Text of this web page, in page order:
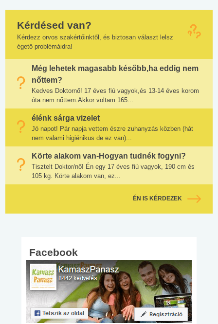
Kérdésed van?
Kérdezz orvos szakértőinktől, és biztosan választ lelsz
égető problémáidra!
Még lehetek magasabb később,ha eddig nem
nőttem?
Kedves Doktornő! 17 éves fiú vagyok,és 13-14 éves korom
óta nem nőttem.Akkor voltam 165...
élénk sárga vizelet
Jó napot! Pár napja vettem észre zuhanyzás közben (hát
nem valami higiénikus de ez van)...
Körte alakom van-Hogyan tudnék fogyni?
Tisztelt Doktor/nő! Én egy 17 éves fiú vagyok, 190 cm és
105 kg. Körte alakom van, ez...
ÉN IS KÉRDEZEK
Facebook